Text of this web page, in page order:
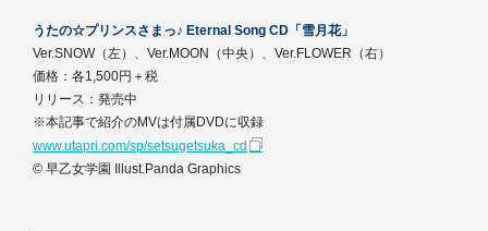
うたの☆プリンスさまっ♪ Eternal Song CD「雪月花」
Ver.SNOW（左）、Ver.MOON（中央）、Ver.FLOWER（右）
価格：各1,500円＋税
リリース：発売中
※本記事で紹介のMVは付属DVDに収録
www.utapri.com/sp/setsugetsuka_cd
© 早乙女学園 Illust.Panda Graphics